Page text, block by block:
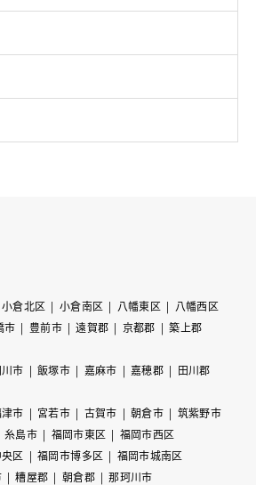
小倉北区 小倉南区 八幡東区
八幡西区
市 豊前市 遠賀郡 京都郡
築上郡
市 飯塚市 嘉麻市 嘉穂郡
田川郡
市 宮若市 古賀市 朝倉市
筑紫野市
糸島市 福岡市東区
福岡市西区
区 福岡市博多区
福岡市城南区
糟屋郡 朝倉郡
那珂川市